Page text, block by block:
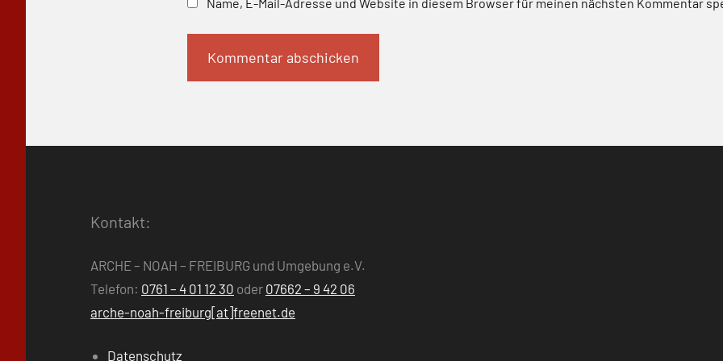
Kontakt:
ARCHE – NOAH – FREIBURG und Umgebung e.V.
Telefon: 0761 – 4 01 12 30 oder 07662 – 9 42 06
arche-noah-freiburg[at]freenet.de
Datenschutz